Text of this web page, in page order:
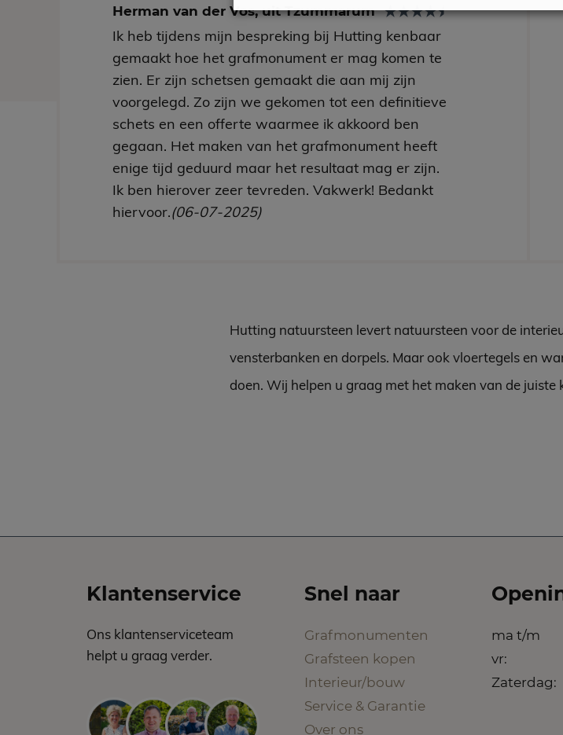
Herman van der Vos, uit Tzummarum
Ik heb tijdens mijn bespreking bij Hutting kenbaar
gemaakt hoe het grafmonument er mag komen te
zien. Er zijn schetsen gemaakt die aan mij zijn
voorgelegd. Zo zijn we gekomen tot een definitieve
schets en een offerte waarmee ik akkoord ben
gegaan. Het maken van het grafmonument heeft
enige tijd geduurd maar het resultaat mag er zijn.
Ik ben hierover zeer tevreden. Vakwerk! Bedankt
hiervoor.(06-07-2025)
Hutting natuursteen levert natuursteen voor de
vensterbanken en dorpels. Maar ook vloertegels en
doen. Wij helpen u graag met het maken van de juiste
Klantenservice
Ons klantenserviceteam
helpt u graag verder.
Snel naar
Grafmonumenten
Grafsteen kopen
Interieur/bouw
Service & Garantie
Over ons
ma t/m
vr:
Zaterdag: